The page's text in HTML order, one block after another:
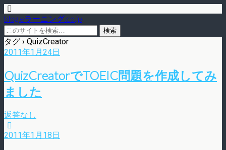
blog.eラーニング.co.jp
タグ › QuizCreator
2011年1月24日
QuizCreatorでTOEIC問題を作成してみ
ました
返答なし
2011年1月18日